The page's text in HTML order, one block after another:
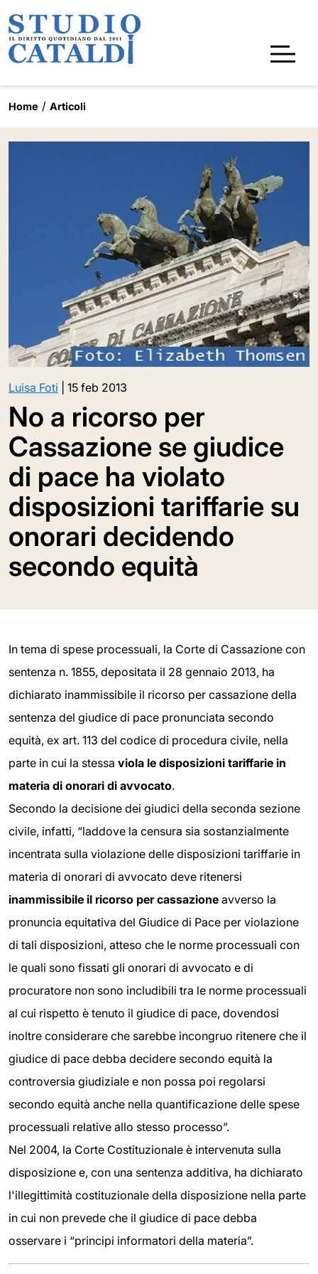
Home Articoli
Luisa Foti 15 feb 2013
No a ricorso per
Cassazione se giudice
di pace ha violato
disposizioni tariffarie su
onorari decidendo
secondo equità
In tema di spese processuali, la Corte di Cassazione con
sentenza n. 1855, depositata il 28 gennaio 2013, ha
dichiarato inammissibile il ricorso per cassazione della
sentenza del giudice di pace pronunciata secondo
equità, ex art. 113 del codice di procedura civile, nella
parte in cui la stessa viola le disposizioni tariffarie in
materia di onorari di avvocato.
Secondo la decisione dei giudici della seconda sezione
civile, infatti, “laddove la censura sia sostanzialmente
incentrata sulla violazione delle disposizioni tariffarie in
materia di onorari di avvocato deve ritenersi
inammissibile il ricorso per cassazione avverso la
pronuncia equitativa del Giudice di Pace per violazione
di tali disposizioni, atteso che le norme processuali con
le quali sono fissati gli onorari di avvocato e di
procuratore non sono includibili tra le norme processuali
al cui rispetto è tenuto il giudice di pace, dovendosi
inoltre considerare che sarebbe incongruo ritenere che il
giudice di pace debba decidere secondo equità la
controversia giudiziale e non possa poi regolarsi
secondo equità anche nella quantificazione delle spese
processuali relative allo stesso processo”.
Nel 2004, la Corte Costituzionale è intervenuta sulla
disposizione e, con una sentenza additiva, ha dichiarato
l'illegittimità costituzionale della disposizione nella parte
in cui non prevede che il giudice di pace debba
osservare i “principi informatori della materia”.